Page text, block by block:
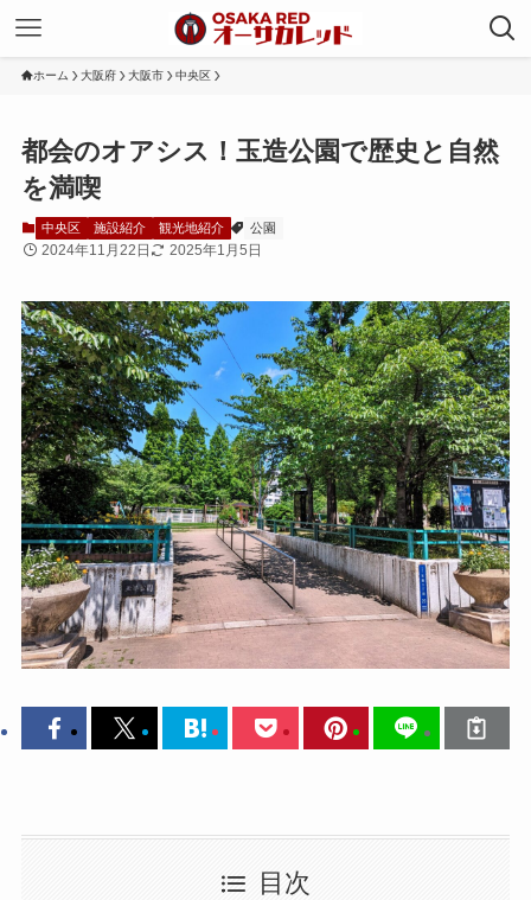
ホーム 大阪府 大阪市 中央区
都会のオアシス！玉造公園で歴史と自然
を満喫
中央区 施設紹介 観光地紹介 公園
2024年11月22日 2025年1月5日
目次